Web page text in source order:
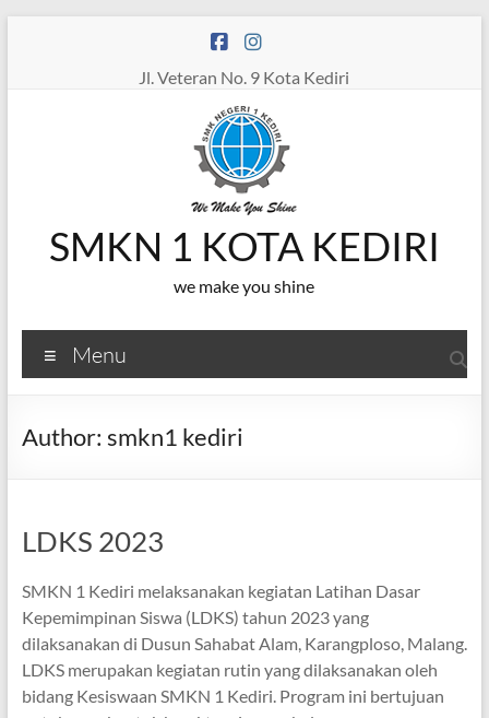
Jl. Veteran No. 9 Kota Kediri
SMKN 1 KOTA KEDIRI
we make you shine
Menu
Author: smkn1 kediri
LDKS 2023
SMKN 1 Kediri melaksanakan kegiatan Latihan Dasar
Kepemimpinan Siswa (LDKS) tahun 2023 yang
dilaksanakan di Dusun Sahabat Alam, Karangploso, Malang.
LDKS merupakan kegiatan rutin yang dilaksanakan oleh
bidang Kesiswaan SMKN 1 Kediri. Program ini bertujuan